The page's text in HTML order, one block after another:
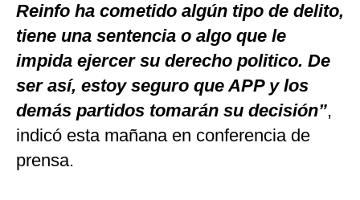
Reinfo ha cometido algún tipo de delito,
tiene una sentencia o algo que le
impida ejercer su derecho politico. De
ser así, estoy seguro que APP y los
demás partidos tomarán su decisión”,
indicó esta mañana en conferencia de
prensa.